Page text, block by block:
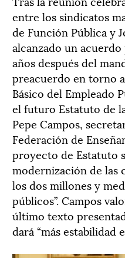
entre los sindicatos
de Función Pública y
alcanzado un
años después del
preacuerdo en torno
Básico del Empleado
el futuro Estatuto de
Pepe Campos,
Federación de
proyecto de Estatuto
modernización de las
los dos millones y
públicos”. Campos
último texto
dará “más estabilidad